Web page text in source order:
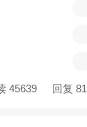
45639 回复 81